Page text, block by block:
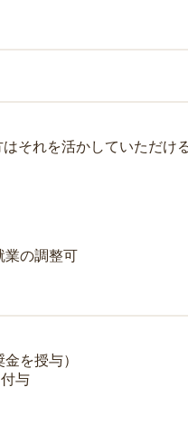
それを活かしていただけ
業の調整可
を授与）
与